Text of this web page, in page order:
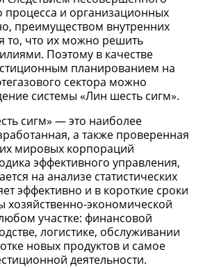
процесса и организационных
преимуществом внутренних
то, что их можно решить
Поэтому в качестве
планированием на
сектора можно
системы «Лин шесть сигм».
сигм» — это наиболее
а также проверенная
мировых корпораций
эффективного управления,
на анализе статистических
эффективно и в короткие сроки
экономической
участке: финансовой
логистике, обслуживании
новых продуктов и самое
деятельности.